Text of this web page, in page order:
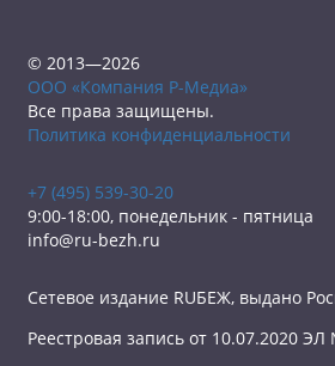
© 2013—2026
ООО «Компания Р-Медиа»
Все права защищены.
Политика конфиденциальности
+7 (495) 539-30-20
9:00-18:00, понедельник - пятница
info@ru-bezh.ru
Сетевое издание RUБЕЖ, выдано
Реестровая запись от 10.07.2020